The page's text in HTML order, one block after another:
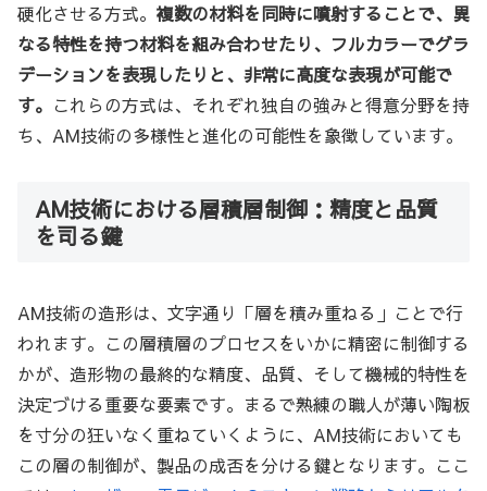
硬化させる方式。 複数の材料を同時に噴射することで、異
なる特性を持つ材料を組み合わせたり、フルカラーでグラ
デーションを表現したりと、非常に高度な表現が可能で
す。 これらの方式は、それぞれ独自の強みと得意分野を持
ち、AM技術の多様性と進化の可能性を象徴しています。
AM技術における層積層制御：精度と品質
を司る鍵
AM技術の造形は、文字通り「層を積み重ねる」ことで行
われます。この層積層のプロセスをいかに精密に制御する
かが、造形物の最終的な精度、品質、そして機械的特性を
決定づける重要な要素です。まるで熟練の職人が薄い陶板
を寸分の狂いなく重ねていくように、AM技術においても
この層の制御が、製品の成否を分ける鍵となります。ここ